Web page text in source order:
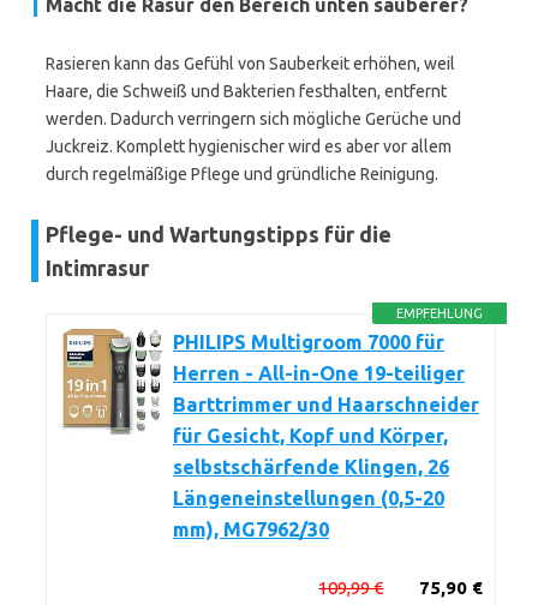
Macht die Rasur den Bereich unten sauberer?
Rasieren kann das Gefühl von Sauberkeit erhöhen, weil
Haare, die Schweiß und Bakterien festhalten, entfernt
werden. Dadurch verringern sich mögliche Gerüche und
Juckreiz. Komplett hygienischer wird es aber vor allem
durch regelmäßige Pflege und gründliche Reinigung.
Pflege- und Wartungstipps für die
Intimrasur
EMPFEHLUNG
PHILIPS Multigroom 7000 für
Herren - All-in-One 19-teiliger
Barttrimmer und Haarschneider
für Gesicht, Kopf und Körper,
selbstschärfende Klingen, 26
Längeneinstellungen (0,5-20
mm), MG7962/30
75,90 €
109,99 €